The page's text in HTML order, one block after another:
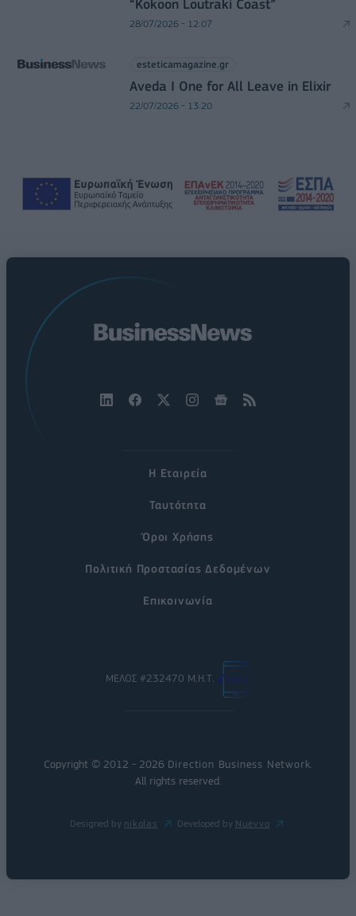
“Kokoon Loutraki Coast”
28/07/2026 - 12:07
esteticamagazine.gr
Aveda I One for All Leave in Elixir
22/07/2026 - 13:20
Η Εταιρεία
Ταυτότητα
Όροι Χρήσης
Πολιτική Προστασίας Δεδομένων
Επικοινωνία
ΜΕΛΟΣ #232470 Μ.Η.Τ.
Copyright © 2012 - 2026 Direction Business Network
All rights reserved.
Designed by nikolas Developed by Nuevvo